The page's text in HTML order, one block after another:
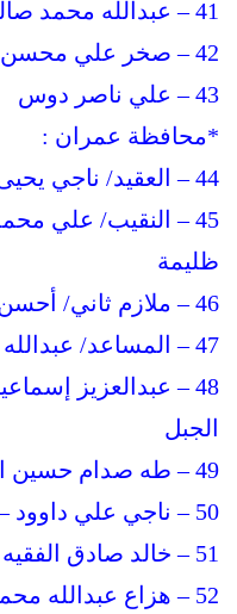
41 – عبدالله محمد صالح الأشقري بمديرية جهران
42 – صخر علي محسن راجح – مديرية جبل الشرق
43 – علي ناصر دوس
*محافظة عمران :
44 – العقيد/ ناجي يحيى دجرية – مديرية حبور ظليمة
45 – النقيب/ علي
ظليمة
46 – ملازم ثاني/ أحسن علي صالح الرغداني
47 – المساعد/ عبدالله يحيى ناشر
48 – عبدالعزيز
الجبل
49 – طه صدام حسين القارني – مديرية الجبل
50 – ناجي علي داوود – مديرية شهارة
51 – خالد صادق الفقيه – مديرية شهارة
52 – هزاع عبدالله محمد عبدالله حجفة